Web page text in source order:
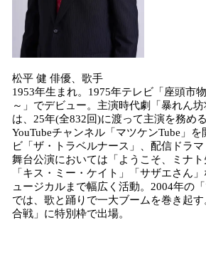
松平 健 俳優、歌手
1953年生まれ。1975年テレビ「座頭市
～」でデビュー。主演時代劇「暴れん
は、25年(全832回)に渡って主演を務め
YouTubeチャンネル「マツケンTube」
ビ「ザ・トラベルナース」、配信ドラマ
舞台公演においては「ようこそ、ミナト
「キス・ミー・ケイト」「サザエさん
ュージカルまで幅広く活動。2004年の
では、歌と踊りで一大ブームを巻き起
合戦」に特別枠で出場。